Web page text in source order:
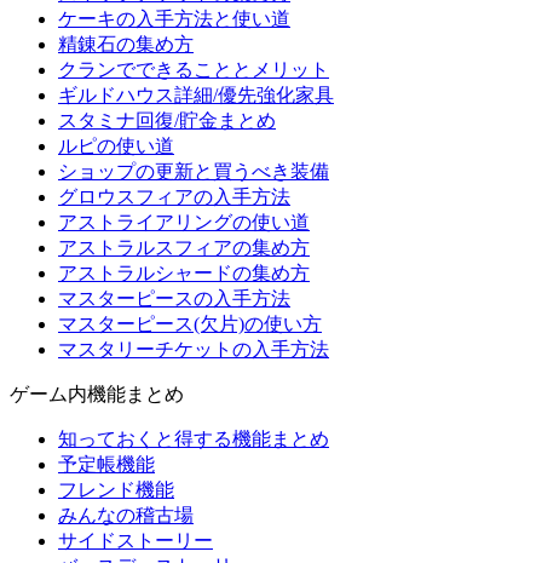
ケーキの入手方法と使い道
精錬石の集め方
クランでできることとメリット
ギルドハウス詳細/優先強化家具
スタミナ回復/貯金まとめ
ルピの使い道
ショップの更新と買うべき装備
グロウスフィアの入手方法
アストライアリングの使い道
アストラルスフィアの集め方
アストラルシャードの集め方
マスターピースの入手方法
マスターピース(欠片)の使い方
マスタリーチケットの入手方法
ゲーム内機能まとめ
知っておくと得する機能まとめ
予定帳機能
フレンド機能
みんなの稽古場
サイドストーリー